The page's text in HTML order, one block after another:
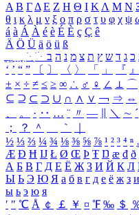
Α Β ΓΔ Ε Ζ Η Θ Ι ΚΛ Μ Ν
θ ι κ λ μ ν ξ ο π ρ σ τ υ φ χ ψ
á à Á À é è É È ç Ç ê
Ä Ö Ü ä ö ü ß
ִֶֹ ֻּ ׁׂ כ ג ד ש ץ ת צ מ נ ה ב
‘ ’ “ ” 〔 〕 〈 〉 「 」 『 』
± × ÷ ≠ ≤ ≥ ∞ ∴ ♂ ♀ ∠ ⊥ ⌒
⊆ ⊇ ⊂ ⊃ ∪ ∩ ∧ ∨ ￢ ⇒ ⇔
、
。 · ‥ … ¨ 〃 ― ＼ ∼ ´
；
？ ＾ ｀
½ ⅓ ⅔ ¼ ¾ ⅛ ⅜ ⅝ ⅞ ¹ ² ³ ⁴ ⁿ ₁
Æ Ð Ħ Ĳ Ł Ø Œ Þ Ŧ Ŋ æ đ ð
А Б В Г Д Е Ё Ж З И Й К Л
Ы Ь Э Ю Я а б в г д е ё ж з и
ы ь э ю я
′ ″ ℃ Å ￠ ￡ ￥ ¤ ℉ ‰ ＄